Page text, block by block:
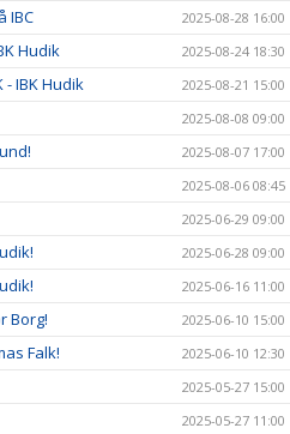
IBC 2025-08-28 16:00
Hudik 2025-08-24 18:30
IBK Hudik 2025-08-21 15:00
2025-08-08 09:00
2025-08-07 17:00
2025-08-06 08:45
2025-06-29 09:00
2025-06-28 09:00
2025-06-16 11:00
Borg! 2025-06-10 15:00
Falk! 2025-06-10 12:30
2025-05-27 15:00
2025-05-27 11:00